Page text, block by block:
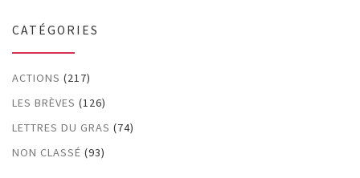
CATÉGORIES
ACTIONS (217)
LES BRÈVES (126)
LETTRES DU GRAS (74)
NON CLASSÉ (93)